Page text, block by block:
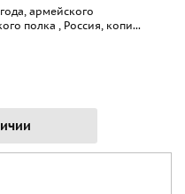
армейского
полка , Россия, копи...